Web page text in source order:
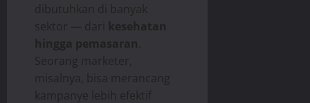
dibutuhkan di banyak
sektor — dari kesehatan
hingga pemasaran
Seorang marketer,
misalnya, bisa merancang
kampanye lebih efektif